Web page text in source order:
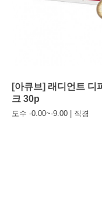
[아큐브] 래디언트 디
크 30p
도수 -0.00~-9.00 | 직경